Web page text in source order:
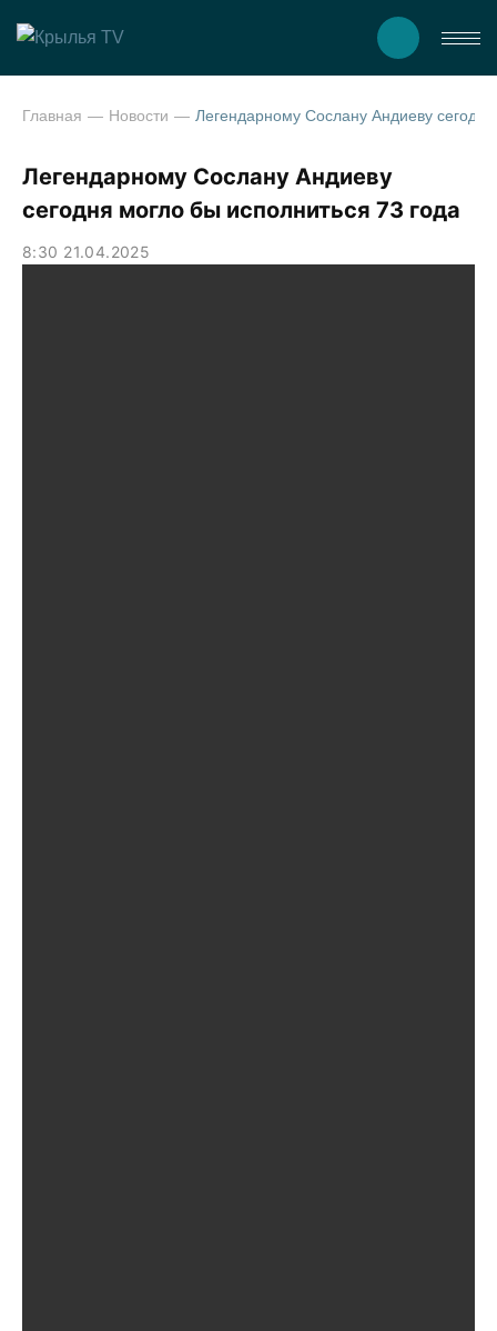
Главная Новости
Легендарному Сослану Андиеву
сегодня могло бы исполниться 73 года
8:30 21.04.2025